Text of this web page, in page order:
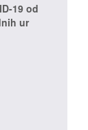
19 od
ur